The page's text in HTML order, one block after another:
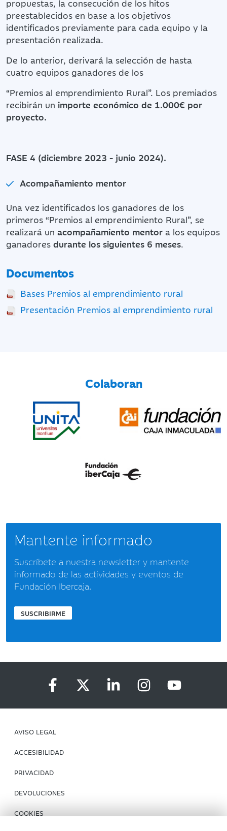
propuestas, la consecución de los hitos
preestablecidos en base a los objetivos
identificados previamente para cada equipo y la
presentación realizada.
De lo anterior, derivará la selección de hasta
cuatro equipos ganadores de los
“Premios al emprendimiento Rural”. Los premiados
recibirán un importe económico de 1.000€ por
proyecto.
FASE 4 (diciembre 2023 - junio 2024).
Acompañamiento mentor
Una vez identificados los ganadores de los
primeros “Premios al emprendimiento Rural”, se
realizará un acompañamiento mentor a los equipos
ganadores durante los siguientes 6 meses.
Documentos
Bases Premios al emprendimiento rural
Presentación Premios al emprendimiento rural
Colaboran
Mantente informado
Suscríbete a nuestra newsletter y mantente
informado de las actividades y eventos de
Fundación Ibercaja.
SUSCRIBIRME
AVISO LEGAL
ACCESIBILIDAD
PRIVACIDAD
DEVOLUCIONES
COOKIES